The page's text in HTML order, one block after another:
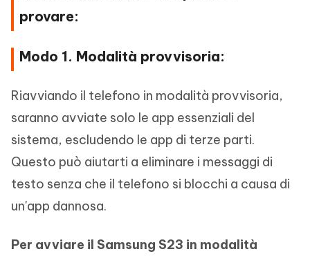
provare:
Modo 1. Modalità provvisoria:
Riavviando il telefono in modalità provvisoria,
saranno avviate solo le app essenziali del
sistema, escludendo le app di terze parti.
Questo può aiutarti a eliminare i messaggi di
testo senza che il telefono si blocchi a causa di
un'app dannosa.
Per avviare il Samsung S23 in modalità